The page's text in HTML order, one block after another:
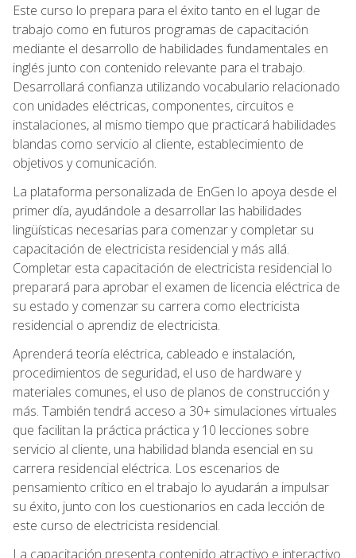
Este curso lo prepara para el éxito tanto en el lugar de
trabajo como en futuros programas de capacitación
mediante el desarrollo de habilidades fundamentales en
inglés junto con contenido relevante para el trabajo.
Desarrollará confianza utilizando vocabulario relacionado
con unidades eléctricas, componentes, circuitos e
instalaciones, al mismo tiempo que practicará habilidades
blandas como servicio al cliente, establecimiento de
objetivos y comunicación.
La plataforma personalizada de EnGen lo apoya desde el
primer día, ayudándole a desarrollar las habilidades
lingüísticas necesarias para comenzar y completar su
capacitación de electricista residencial y más allá.
Completar esta capacitación de electricista residencial lo
preparará para aprobar el examen de licencia eléctrica de
su estado y comenzar su carrera como electricista
residencial o aprendiz de electricista.
Aprenderá teoría eléctrica, cableado e instalación,
procedimientos de seguridad, el uso de hardware y
materiales comunes, el uso de planos de construcción y
más. También tendrá acceso a 30+ simulaciones virtuales
que facilitan la práctica práctica y 10 lecciones sobre
servicio al cliente, una habilidad blanda esencial en su
carrera residencial eléctrica. Los escenarios de
pensamiento crítico en el trabajo lo ayudarán a impulsar
su éxito, junto con los cuestionarios en cada lección de
este curso de electricista residencial.
La capacitación presenta contenido atractivo e interactivo